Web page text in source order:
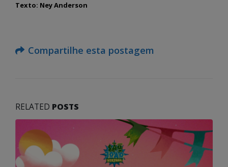
Texto: Ney Anderson
Compartilhe esta postagem
RELATED POSTS